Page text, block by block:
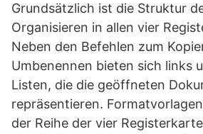
Grundsätzlich ist die Struktur
Organisieren in allen vier
Neben den Befehlen zum
Umbenennen bieten sich links
Listen, die die geöffneten
repräsentieren.
der Reihe der vier